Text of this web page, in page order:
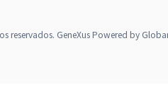
reservados. GeneXus Powered by